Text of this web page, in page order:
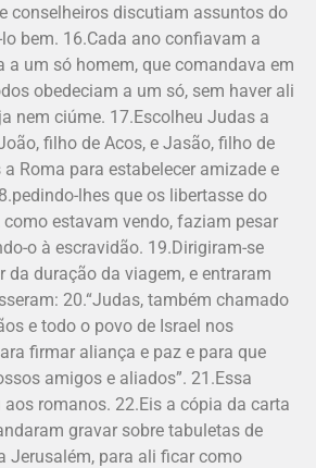
conselheiros discutiam assuntos do
bem. 16.Cada ano confiavam a
a um só homem, que comandava em
obedeciam a um só, sem haver ali
nem ciúme. 17.Escolheu Judas a
filho de Acos, e Jasão, filho de
a Roma para estabelecer amizade e
lhes que os libertasse do
como estavam vendo, faziam pesar
o à escravidão. 19.Dirigiram-se
da duração da viagem, e entraram
20.“Judas, também chamado
e todo o povo de Israel nos
firmar aliança e paz e para que
amigos e aliados”. 21.Essa
romanos. 22.Eis a cópia da carta
gravar sobre tabuletas de
Jerusalém, para ali ficar como